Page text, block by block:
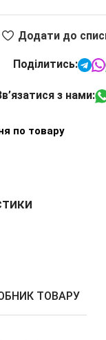
Додати до
Поділитись:
з нами:
по товару
ТОВАРУ